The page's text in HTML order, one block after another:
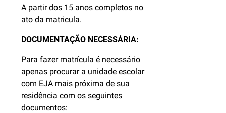
A partir dos 15 anos completos no
ato da matricula.
DOCUMENTAÇÃO NECESSÁRIA:
Para fazer matrícula é necessário
apenas procurar a unidade escolar
com EJA mais próxima de sua
residência com os seguintes
documentos: